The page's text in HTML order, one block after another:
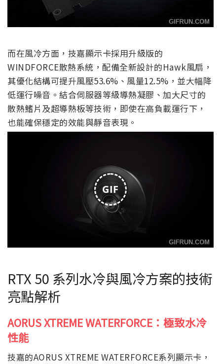
而在風冷方面，技嘉顯示卡採用升級版的
WINDFORCE散熱系統，配備全新設計的Hawk風扇，
其優化結構可提升風壓53.6%、風量12.5%，並大幅降
低運行噪音。結合伺服器等級導熱凝膠、加大尺寸的
散熱鰭片及超導熱板等技術，即使在高負載運行下，
也能確保穩定的效能與靜音表現。
GIF
RTX 50 系列水冷與風冷方案的技術
亮點解析
AORUS XTREME WATERFORCE：極致水冷
性能
技嘉的AORUS XTREME WATERFORCE系列顯示卡，